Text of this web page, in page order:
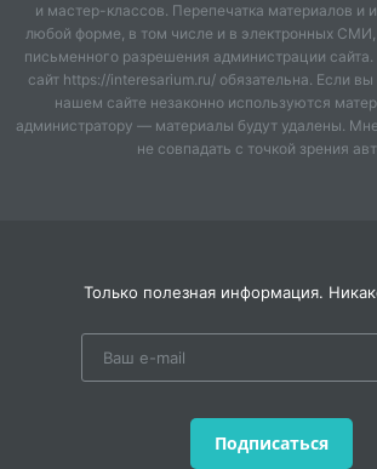
и мастер-классов. Перепечатка материалов и
любой форме, в том числе и в электронных
письменного разрешения администрации
сайт https://interesarium.ru/ обязательна. Если
нашем сайте незаконно используются
администратору — материалы будут удалены.
не совпадать с точкой зрения
Только полезная информация.
Подписаться